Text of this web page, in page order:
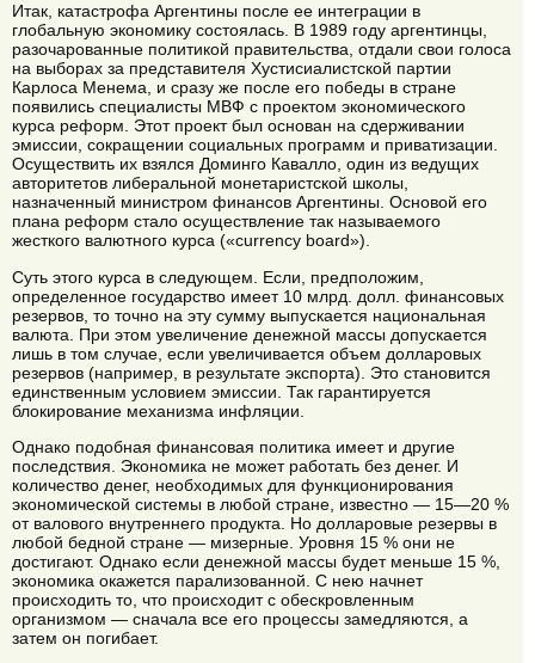
Итак, катастрофа Аргентины после ее интеграции в
глобальную экономику состоялась. В 1989 году аргентинцы,
разочарованные политикой правительства, отдали свои голоса
на выборах за представителя Хустисиалистской партии
Карлоса Менема, и сразу же после его победы в стране
появились специалисты МВФ с проектом экономического
курса реформ. Этот проект был основан на сдерживании
эмиссии, сокращении социальных программ и приватизации.
Осуществить их взялся Доминго Кавалло, один из ведущих
авторитетов либеральной монетаристской школы,
назначенный министром финансов Аргентины. Основой его
плана реформ стало осуществление так называемого
жесткого валютного курса («currency board»).
Суть этого курса в следующем. Если, предположим,
определенное государство имеет 10 млрд. долл. финансовых
резервов, то точно на эту сумму выпускается национальная
валюта. При этом увеличение денежной массы допускается
лишь в том случае, если увеличивается объем долларовых
резервов (например, в результате экспорта). Это становится
единственным условием эмиссии. Так гарантируется
блокирование механизма инфляции.
Однако подобная финансовая политика имеет и другие
последствия. Экономика не может работать без денег. И
количество денег, необходимых для функционирования
экономической системы в любой стране, известно — 15—20 %
от валового внутреннего продукта. Но долларовые резервы в
любой бедной стране — мизерные. Уровня 15 % они не
достигают. Однако если денежной массы будет меньше 15 %,
экономика окажется парализованной. С нею начнет
происходить то, что происходит с обескровленным
организмом — сначала все его процессы замедляются, а
затем он погибает.